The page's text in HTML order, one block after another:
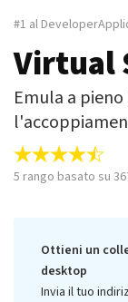
#1 al
Virtual
Emula a
5 rango basato su
Ottieni un
desktop
Invia il tuo